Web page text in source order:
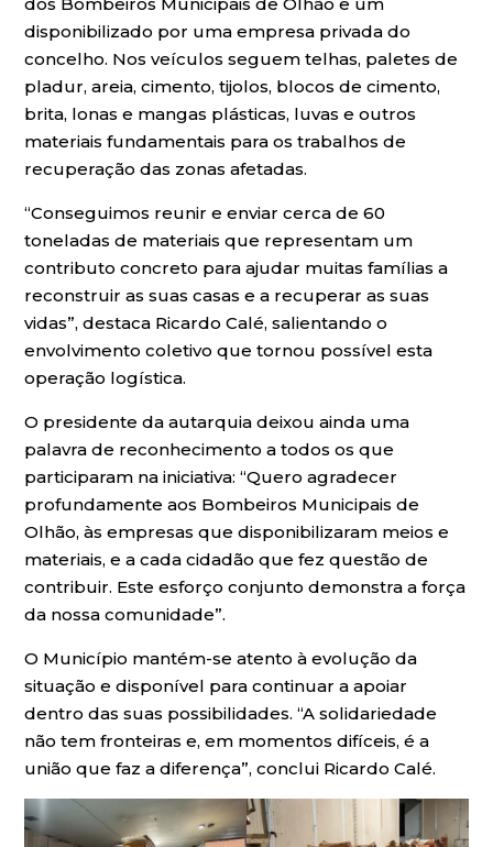
disponibilizado por uma empresa privada do
concelho. Nos veículos seguem telhas, paletes de
pladur, areia, cimento, tijolos, blocos de cimento,
brita, lonas e mangas plásticas, luvas e outros
materiais fundamentais para os trabalhos de
recuperação das zonas afetadas.
“Conseguimos reunir e enviar cerca de 60
toneladas de materiais que representam um
contributo concreto para ajudar muitas famílias a
reconstruir as suas casas e a recuperar as suas
vidas”, destaca Ricardo Calé, salientando o
envolvimento coletivo que tornou possível esta
operação logística.
O presidente da autarquia deixou ainda uma
palavra de reconhecimento a todos os que
participaram na iniciativa: “Quero agradecer
profundamente aos Bombeiros Municipais de
Olhão, às empresas que disponibilizaram meios e
materiais, e a cada cidadão que fez questão de
contribuir. Este esforço conjunto demonstra a força
da nossa comunidade”.
O Município mantém-se atento à evolução da
situação e disponível para continuar a apoiar
dentro das suas possibilidades. “A solidariedade
não tem fronteiras e, em momentos difíceis, é a
união que faz a diferença”, conclui Ricardo Calé.